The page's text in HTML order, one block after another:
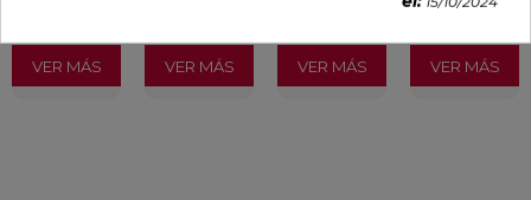
VER MÁS VER MÁS VER MÁS VER MÁS